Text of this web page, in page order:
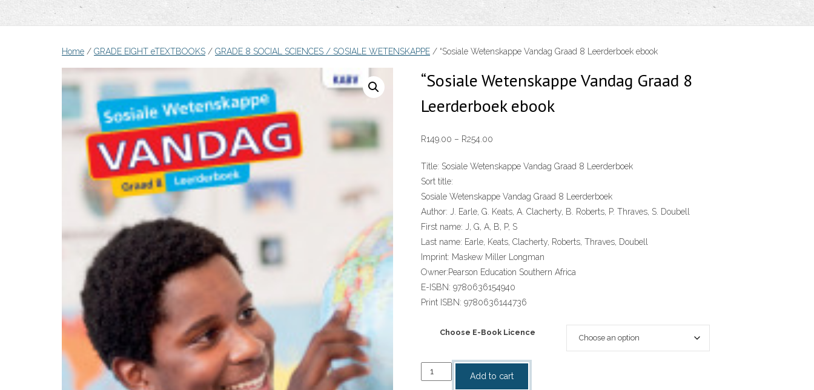
Home / GRADE EIGHT eTEXTBOOKS / GRADE 8 SOCIAL SCIENCES / SOSIALE WETENSKAPPE / “Sosiale Wetenskappe Vandag Graad 8 Leerderboek ebook
“Sosiale Wetenskappe Vandag Graad 8
Leerderboek ebook
R149.00 – R254.00Price
R149.00
R254.00
Title: Sosiale Wetenskappe Vandag Graad 8 Leerderboek
Sort title:
Sosiale Wetenskappe Vandag Graad 8 Leerderboek
Author: J. Earle, G. Keats, A. Clacherty, B. Roberts, P. Thraves, S. Doubell
First name: J, G, A, B, P, S
Last name: Earle, Keats, Clacherty, Roberts, Thraves, Doubell
Imprint: Maskew Miller Longman
Owner:Pearson Education Southern Africa
E-ISBN: 9780636154940
Print ISBN: 9780636144736
Choose E-Book Licence
“Sosiale
Wetenskappe
Add to cart